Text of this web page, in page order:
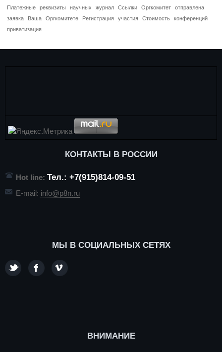
Платежные
реквизиты научных журнал Ссылки Оргкомитет
отправлена
заявка
Ваша Оргкомитете Регистрация участия Стоимость
конференций
приватизация
КОНТАКТЫ В РОССИИ
Hot line: Тел.: +7(915)814-09-51
E-mail: info@p8n.ru
МЫ В СОЦИАЛЬНЫХ СЕТЯХ
ВНИМАНИЕ